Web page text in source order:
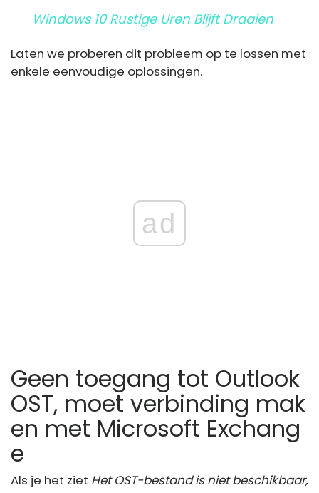
Windows 10 Rustige Uren Blijft Draaien
Laten we proberen dit probleem op te lossen met
enkele eenvoudige oplossingen.
ad
Geen toegang tot Outlook
OST, moet verbinding mak
en met Microsoft Exchang
e
Als je het ziet Het OST-bestand is niet beschikbaar,